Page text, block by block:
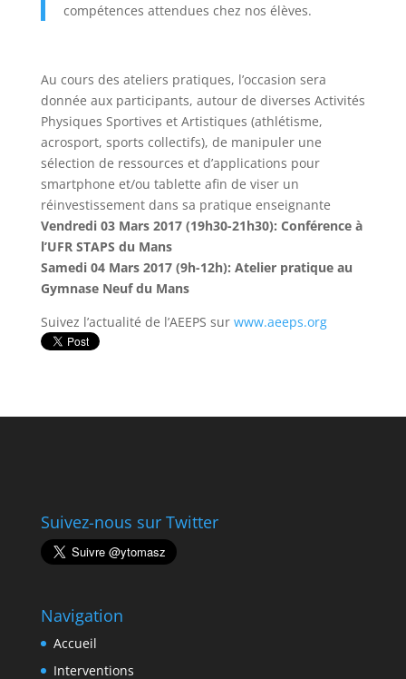
compétences attendues chez nos élèves.
Au cours des ateliers pratiques, l’occasion sera
donnée aux participants, autour de diverses Activités
Physiques Sportives et Artistiques (athlétisme,
acrosport, sports collectifs), de manipuler une
sélection de ressources et d’applications pour
smartphone et/ou tablette afin de viser un
réinvestissement dans sa pratique enseignante
Vendredi 03 Mars 2017 (19h30-21h30): Conférence à
l’UFR STAPS du Mans
Samedi 04 Mars 2017 (9h-12h): Atelier pratique au
Gymnase Neuf du Mans
Suivez l’actualité de l’AEEPS sur www.aeeps.org
Suivez-nous sur Twitter
Navigation
Accueil
Interventions